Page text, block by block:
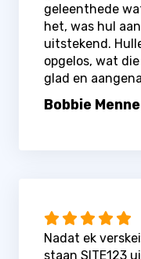
geleenthede
het, was hul
uitstekend.
opgelos, wat
glad en
Bobbie
Nadat ek
staan ​​SITE123